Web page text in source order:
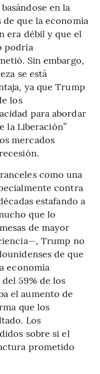
en la
que la economía
era débil y que el
podría
Sin embargo,
se está
ya que Trump
los
para abordar
la Liberación”
mercados
como una
contra
estafando a
que lo
de mayor
Trump no
de que
economía
59% de los
el aumento de
que los
Los
sobre si el
prometido